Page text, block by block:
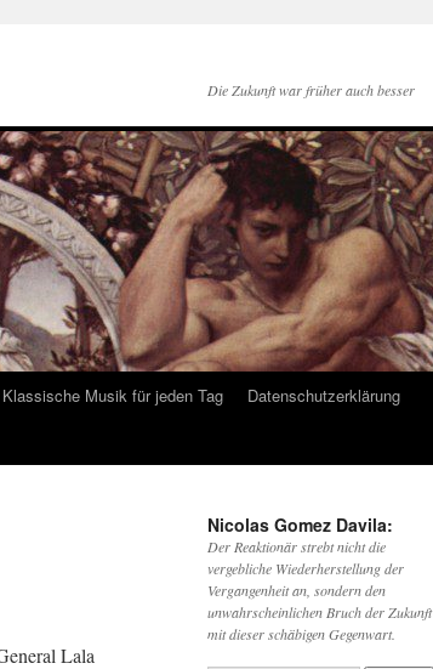
Die Zukunft war früher auch besser
Klassische Musik für jeden Tag
Datenschutzerklärung
Lala
Nicolas Gomez Davila:
Der Reaktionär strebt nicht die
vergebliche Wiederherstellung der
Vergangenheit an, sondern den
unwahrscheinlichen Bruch der Zukunft
mit dieser schäbigen Gegenwart.